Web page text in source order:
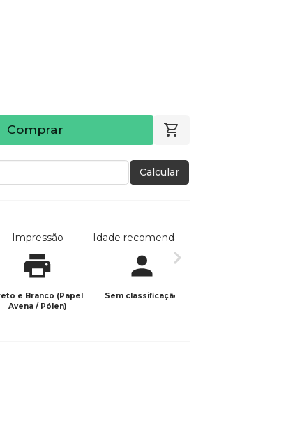
Comprar
Calcular
Impressão
e Branco (Papel
Avena / Pólen)
Idade recomendada
Sem classificação